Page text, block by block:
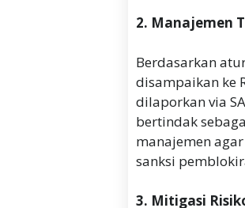
2. Manajemen
Berdasarkan
disampaikan ke
dilaporkan via
bertindak
manajemen
sanksi
3. Mitigasi